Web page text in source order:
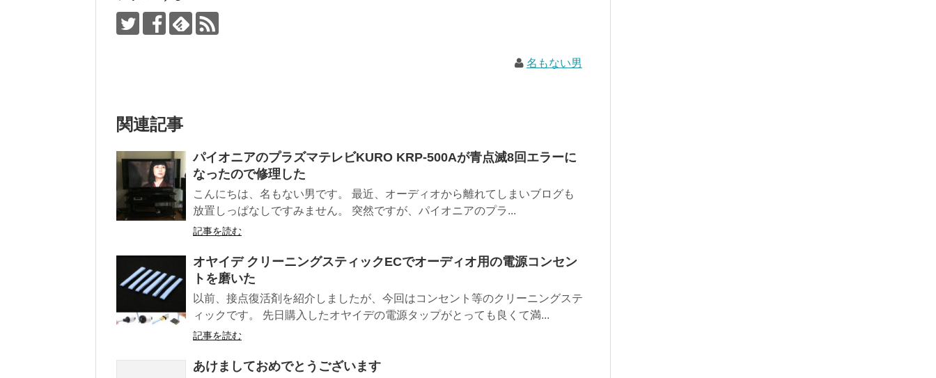
名もない男
関連記事
パイオニアのプラズマテレビKURO KRP-500Aが青点滅8回エラーに
なったので修理した
こんにちは、名もない男です。 最近、オーディオから離れてしまいブログも
放置しっぱなしですみません。 突然ですが、パイオニアのプラ...
記事を読む
オヤイデ クリーニングスティックECでオーディオ用の電源コンセン
トを磨いた
以前、接点復活剤を紹介しましたが、今回はコンセント等のクリーニングステ
ィックです。 先日購入したオヤイデの電源タップがとっても良くて満...
記事を読む
あけましておめでとうございます